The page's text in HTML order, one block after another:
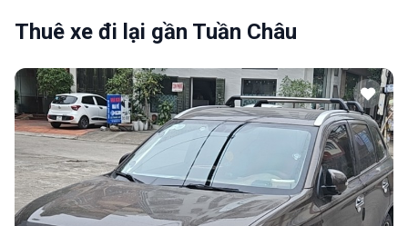
Thuê xe đi lại gần Tuần Châu